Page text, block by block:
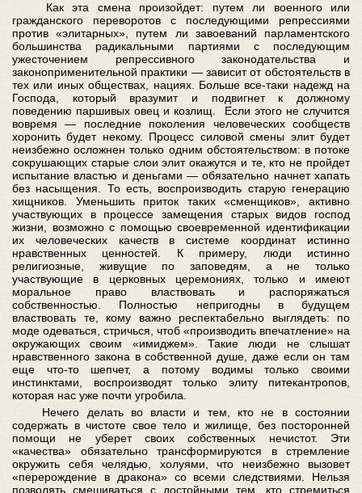
Как эта смена произойдет: путем ли военного или
гражданского переворотов с последующими репрессиями
против «элитарных», путем ли завоеваний парламентского
большинства радикальными партиями с последующим
ужесточением репрессивного законодательства и
законоприменительной практики — зависит от обстоятельств в
тех или иных обществах, нациях. Больше все-таки надежд на
Господа, который вразумит и подвигнет к должному
поведению паршивых овец и козлищ. Если этого не случится
вовремя — последние поколения человеческих сообществ
хоронить будет некому. Процесс силовой смены элит будет
неизбежно осложнен только одним обстоятельством: в потоке
сокрушающих старые слои элит окажутся и те, кто не пройдет
испытание властью и деньгами — обязательно начнет хапать
без насыщения. То есть, воспроизводить старую генерацию
хищников. Уменьшить приток таких «сменщиков», активно
участвующих в процессе замещения старых видов господ
жизни, возможно с помощью своевременной идентификации
их человеческих качеств в системе координат истинно
нравственных ценностей. К примеру, люди истинно
религиозные, живущие по заповедям, а не только
участвующие в церковных церемониях, только и имеют
моральное право властвовать и распоряжаться
собственностью. Полностью непригодны в будущем
властвовать те, кому важно респектабельно выглядеть: по
моде одеваться, стричься, чтоб «производить впечатление» на
окружающих своим «имиджем». Такие люди не слышат
нравственного закона в собственной душе, даже если он там
еще что-то шепчет, а потому водимы только своими
инстинктами, воспроизводят только элиту питекантропов,
которая нас уже почти угробила.
Нечего делать во власти и тем, кто не в состоянии
содержать в чистоте свое тело и жилище, без посторонней
помощи не уберет своих собственных нечистот. Эти
«качества» обязательно трансформируются в стремление
окружить себя челядью, холуями, что неизбежно вызовет
«перерождение в дракона» со всеми следствиями. Нельзя
позволять смешиваться с достойными тем, кто стремиться